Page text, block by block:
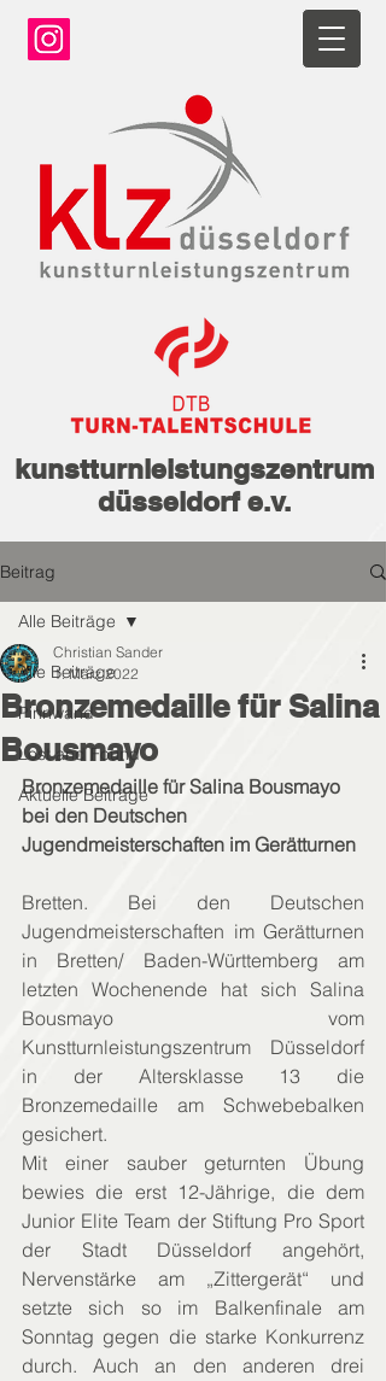
kunstturnleistungszentrum
düsseldorf e.v.
Beitrag
Alle Beiträge
Pinnwand
Lost and Found
Aktuelle Beiträge
Alle Beiträge
Bronzemedaille für Salina
Bousmayo
Christian Sander
1. März 2022
Bronzemedaille für Salina Bousmayo
bei den Deutschen
Jugendmeisterschaften im Gerätturnen
Bretten. Bei den Deutschen
Jugendmeisterschaften im Gerätturnen
in Bretten/ Baden-Württemberg am
letzten Wochenende hat sich Salina
Bousmayo vom
Kunstturnleistungszentrum Düsseldorf
in der Altersklasse 13 die
Bronzemedaille am Schwebebalken
gesichert.
Mit einer sauber geturnten Übung
bewies die erst 12-Jährige, die dem
Junior Elite Team der Stiftung Pro Sport
der Stadt Düsseldorf angehört,
Nervenstärke am „Zittergerät“ und
setzte sich so im Balkenfinale am
Sonntag gegen die starke Konkurrenz
durch. Auch an den anderen drei